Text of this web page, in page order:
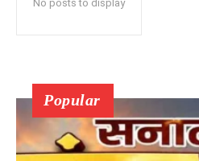
No posts to display
Popular